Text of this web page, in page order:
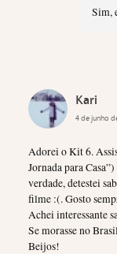
Sim,
Kari
4 de junho
Adorei o Kit 6.
Jornada para
verdade, detestei
filme :(. Gosto
Achei interessante
Se morasse no
Beijos!